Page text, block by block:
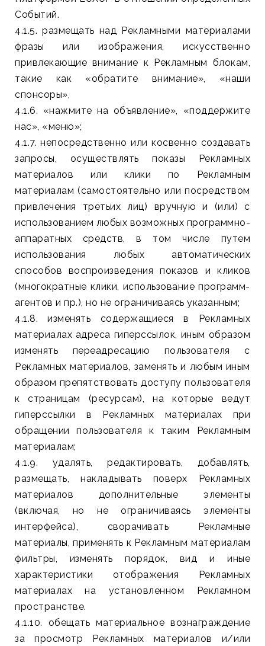
Событий.
4.1.5. размещать над Рекламными материалами
фразы или изображения, искусственно
привлекающие внимание к Рекламным блокам,
такие как «обратите внимание», «наши
спонсоры»,
4.1.6. «нажмите на объявление», «поддержите
нас», «меню»;
4.1.7. непосредственно или косвенно создавать
запросы, осуществлять показы Рекламных
материалов или клики по Рекламным
материалам (самостоятельно или посредством
привлечения третьих лиц) вручную и (или) с
использованием любых возможных программно-
аппаратных средств, в том числе путем
использования любых автоматических
способов воспроизведения показов и кликов
(многократные клики, использование программ-
агентов и пр.), но не ограничиваясь указанным;
4.1.8. изменять содержащиеся в Рекламных
материалах адреса гиперссылок, иным образом
изменять переадресацию пользователя с
Рекламных материалов, заменять и любым иным
образом препятствовать доступу пользователя
к страницам (ресурсам), на которые ведут
гиперссылки в Рекламных материалах при
обращении пользователя к таким Рекламным
материалам;
4.1.9. удалять, редактировать, добавлять,
размещать, накладывать поверх Рекламных
материалов дополнительные элементы
(включая, но не ограничиваясь элементы
интерфейса), сворачивать Рекламные
материалы, применять к Рекламным материалам
фильтры, изменять порядок, вид и иные
характеристики отображения Рекламных
материалах на установленном Рекламном
пространстве.
4.1.10. обещать материальное вознаграждение
за просмотр Рекламных материалов и/или